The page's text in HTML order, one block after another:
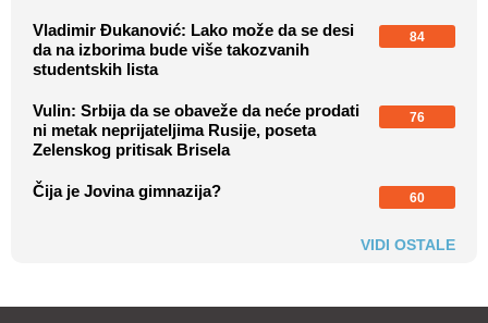
Vladimir Đukanović: Lako može da se desi
da na izborima bude više takozvanih
studentskih lista
84
Vulin: Srbija da se obaveže da neće prodati
ni metak neprijateljima Rusije, poseta
Zelenskog pritisak Brisela
76
Čija je Jovina gimnazija? 60
VIDI OSTALE